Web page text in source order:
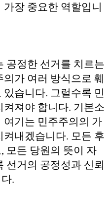
장 중요한 역할입니
공정한 선거를 치르는
가 여러 방식으로 훼
습니다. 그럴수록 민
져야 합니다. 기본소
여기는 민주주의의 가
내겠습니다. 모든 후
모든 당원의 뜻이 자
선거의 공정성과 신뢰
.